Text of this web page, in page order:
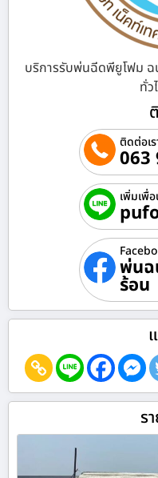
บริการรับพ่นฉีดพียูโฟม
ทั่ว
ติดต่อเร
063
เพิ่มเพื่
พ่นฉ
ร้อน
ร